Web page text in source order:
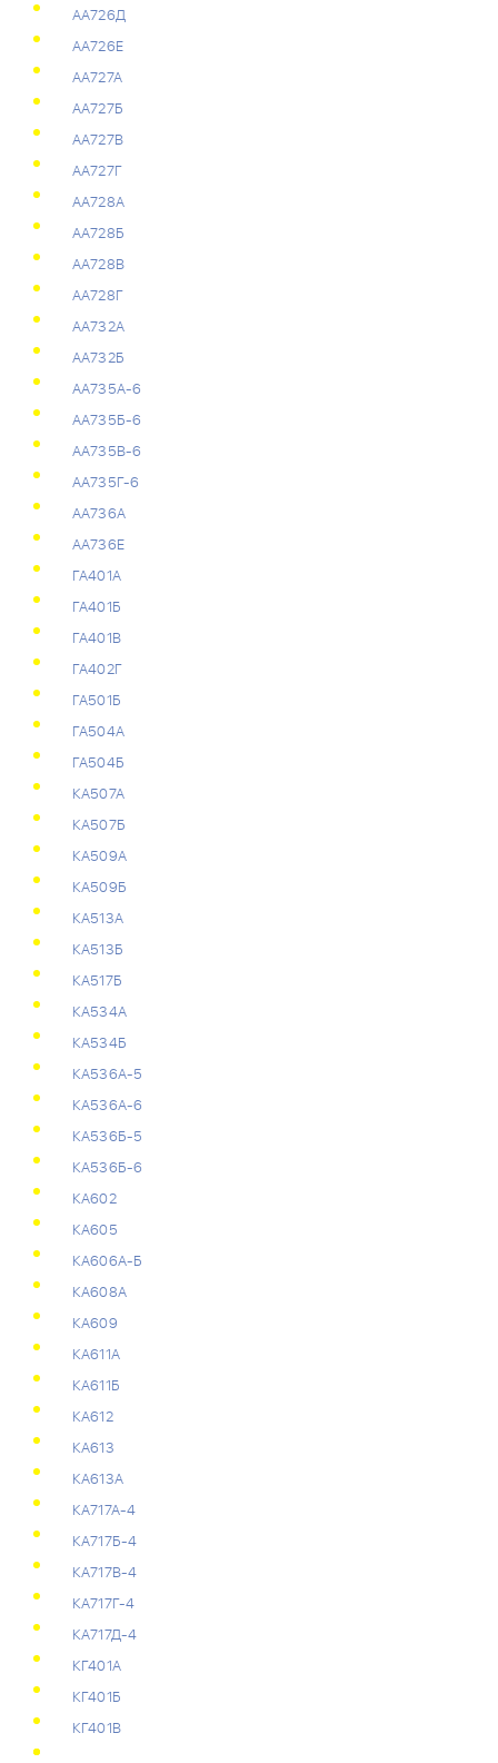
АА726Д
АА726Е
АА727А
АА727Б
АА727В
АА727Г
АА728А
АА728Б
АА728В
АА728Г
АА732А
АА732Б
АА735А-6
АА735Б-6
АА735В-6
АА735Г-6
АА736А
АА736Е
ГА401А
ГА401Б
ГА401В
ГА402Г
ГА501Б
ГА504А
ГА504Б
КА507А
КА507Б
КА509А
КА509Б
КА513А
КА513Б
КА517Б
КА534А
КА534Б
КА536А-5
КА536А-6
КА536Б-5
КА536Б-6
КА602
КА605
КА606А-Б
КА608А
КА609
КА611А
КА611Б
КА612
КА613
КА613А
КА717А-4
КА717Б-4
КА717В-4
КА717Г-4
КА717Д-4
КГ401А
КГ401Б
КГ401В